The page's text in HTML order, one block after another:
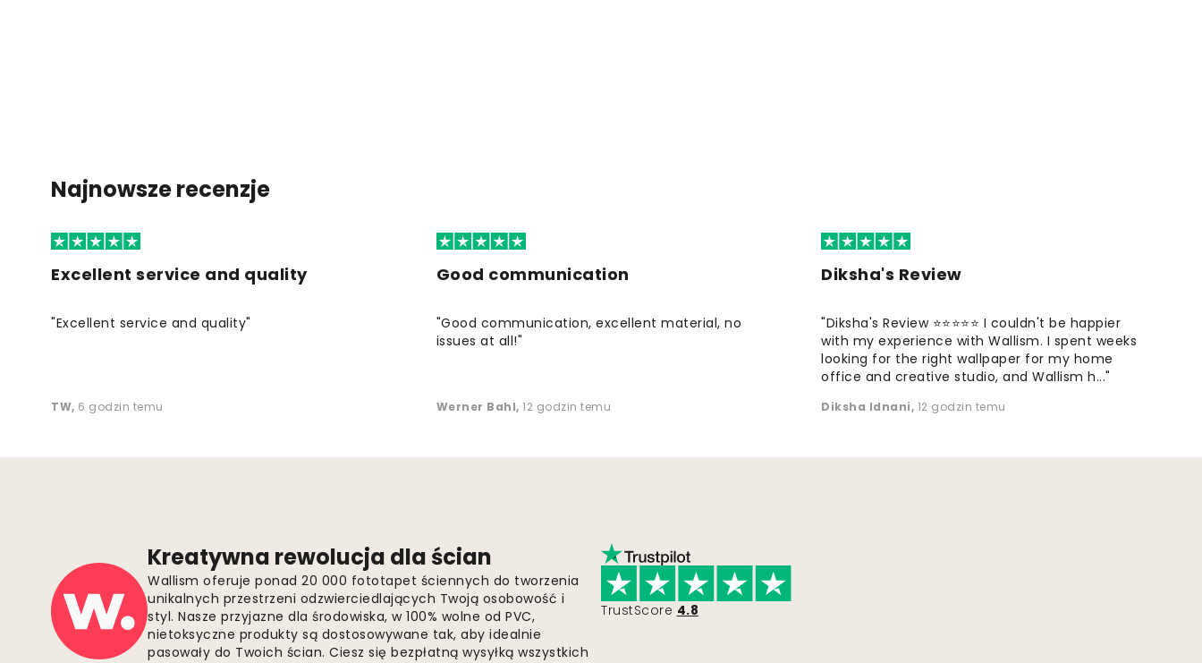
Najnowsze recenzje
Excellent service and quality
"Excellent service and quality"
TW, 6 godzin temu
Good communication
"Good communication, excellent material, no
issues at all!"
Werner Bahl, 12 godzin temu
Diksha's Review
"Diksha's Review ⭐⭐⭐⭐⭐ I couldn't be happier
with my experience with Wallism. I spent weeks
looking for the right wallpaper for my home
office and creative studio, and Wallism h..."
Diksha Idnani, 12 godzin temu
Kreatywna rewolucja dla ścian
Wallism oferuje ponad 20 000 fototapet ściennych do tworzenia
unikalnych przestrzeni odzwierciedlających Twoją osobowość i
styl. Nasze przyjazne dla środowiska, w 100% wolne od PVC,
nietoksyczne produkty są dostosowywane tak, aby idealnie
pasowały do Twoich ścian. Ciesz się bezpłatną wysyłką wszystkich
TrustScore 4.8